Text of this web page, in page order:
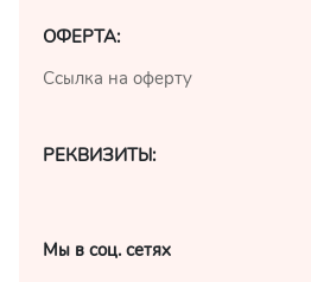
ОФЕРТА:
Ссылка на оферту
РЕКВИЗИТЫ:
Мы в соц. сетях